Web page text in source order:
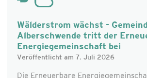
Wälderstrom wächst -
Alberschwende tritt der
Energiegemeinschaft bei
Veröffentlicht am 7. Juli 2026
Die Erneuerbare